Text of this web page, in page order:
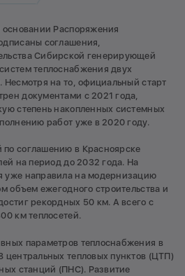
Распоряжения
соглашения,
Сибирской генерирующей
теплоснабжения двух
Несмотря на то, официальный старт
документами с 2021 года,
степень накопленных системных
работ уже в 2020 году.
соглашению в Красноярске
на период до 2032 года. На
уже направила на модернизацию
объем ежегодного строительства и
рекордных 50 км. А всего с
км теплосетей.
параметров теплоснабжения в
центральных тепловых пунктов (ЦТП)
станций (ПНС). Развитие